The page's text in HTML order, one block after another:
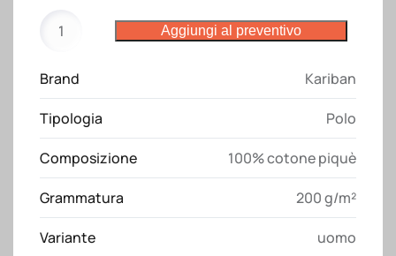
K226
quantità
Aggiungi al preventivo
Brand Kariban
Tipologia Polo
Composizione 100% cotone piquè
Grammatura 200 g/m²
Variante uomo